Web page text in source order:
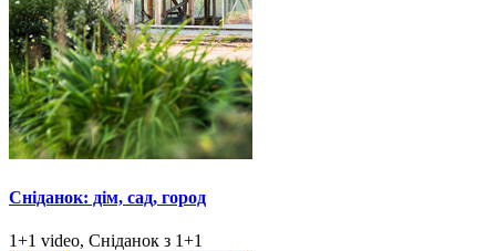
Сніданок: дім, сад, город
1+1 video, Сніданок з 1+1